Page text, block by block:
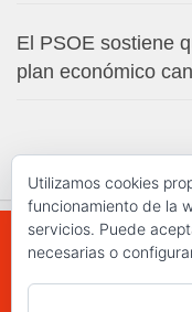
El PSOE sostiene
plan económico
Utilizamos cookies
funcionamiento de la
servicios. Puede
necesarias o